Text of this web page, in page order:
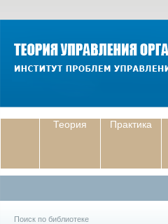
Теория Практика
Поиск по библиотеке